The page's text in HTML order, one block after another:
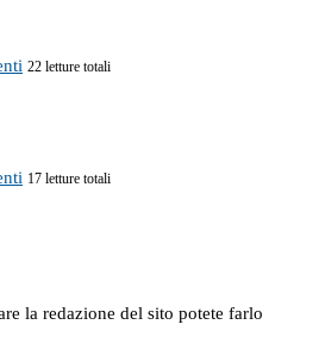
22 letture totali
17 letture totali
la redazione del sito potete farlo